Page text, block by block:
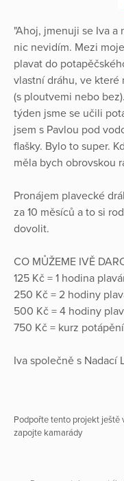
"Ahoj, jmenuji se Iva a
nic nevidím. Mezi
plavat do
vlastní dráhu, ve které
(s ploutvemi nebo
týden jsme se učili
jsem s Pavlou pod
flašky. Bylo to super.
měla bych obrovskou
Pronájem plavecké
za 10 měsíců a to si
dovolit.
CO MŮŽEME IVĚ
125 Kč = 1 hodina
250 Kč = 2 hodiny
500 Kč = 4 hodiny
750 Kč = kurz potápění
Iva společně s Nadací
Podpořte tento projekt ještě
zapojte kamarády